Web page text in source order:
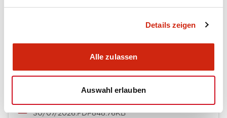
Details zeigen
Alle zulassen
Auswahl erlauben
Kataloge & Broschüren CAD-Dateien
ARN/CS Catalog
30/07/2026.PDF848.76KB